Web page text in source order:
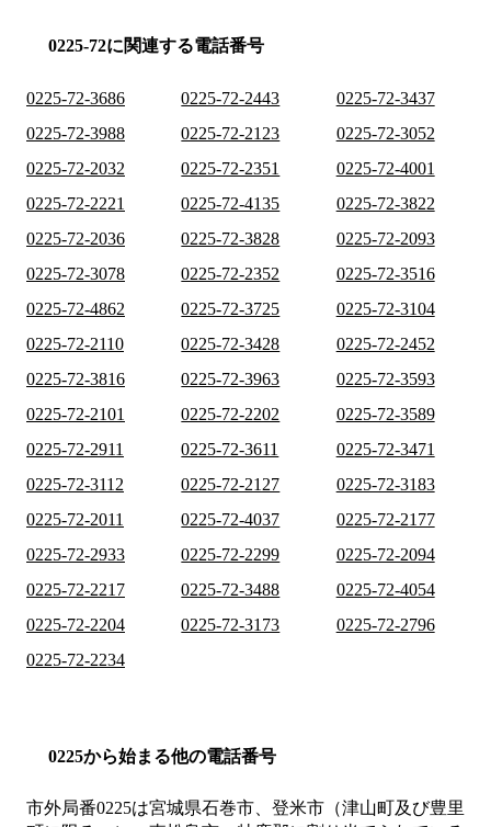
0225-72に関連する電話番号
0225-72-3686 0225-72-2443
0225-72-3437
0225-72-3988
0225-72-2123
0225-72-3052
0225-72-2032
0225-72-2351
0225-72-4001
0225-72-2221
0225-72-4135
0225-72-3822
0225-72-2036
0225-72-3828
0225-72-2093
0225-72-3078
0225-72-2352
0225-72-3516
0225-72-4862
0225-72-3725
0225-72-3104
0225-72-2110
0225-72-3428
0225-72-2452
0225-72-3816
0225-72-3963
0225-72-3593
0225-72-2101
0225-72-2202
0225-72-3589
0225-72-2911
0225-72-3611
0225-72-3471
0225-72-3112
0225-72-2127
0225-72-3183
0225-72-2011
0225-72-4037
0225-72-2177
0225-72-2933
0225-72-2299
0225-72-2094
0225-72-2217
0225-72-3488
0225-72-4054
0225-72-2204
0225-72-3173
0225-72-2796
0225-72-2234
0225から始まる他の電話番号
市外局番0225は宮城県石巻市、登米市（津山町及び豊里